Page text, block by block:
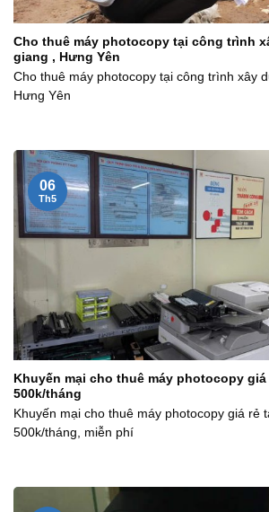
Cho thuê máy photocopy tại công trình
giang , Hưng Yên
Cho thuê máy photocopy tại công trình xây
Hưng Yên
Khuyến mại cho thuê máy photocopy
500k/tháng
Khuyến mại cho thuê máy photocopy giá rẻ
500k/tháng, miễn phí
06
Th5